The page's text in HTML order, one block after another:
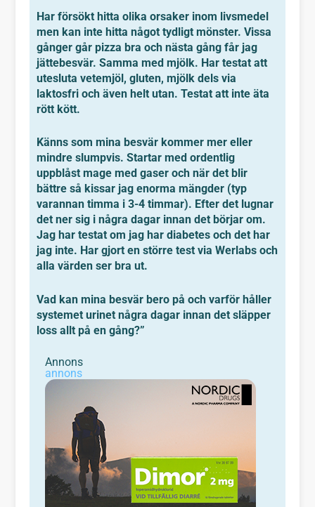
Har försökt hitta olika orsaker inom livsmedel
men kan inte hitta något tydligt mönster. Vissa
gånger går pizza bra och nästa gång får jag
jättebesvär. Samma med mjölk. Har testat att
utesluta vetemjöl, gluten, mjölk dels via
laktosfri och även helt utan.Testat att inte äta
rött kött.
Känns som mina besvär kommer mer eller
mindre slumpvis. Startar med ordentlig
uppblåst mage med gaser och när det blir
bättre så kissar jag enorma mängder (typ
varannan timma i 3-4 timmar). Efter det lugnar
det ner sig i några dagar innan det börjar om.
Jag har testat om jag har diabetes och det har
jag inte. Har gjort en större test via Werlabs och
alla värden ser bra ut.
Vad kan mina besvär bero på och varför håller
systemet urinet några dagar innan det släpper
loss allt på en gång?”
Annons
annons